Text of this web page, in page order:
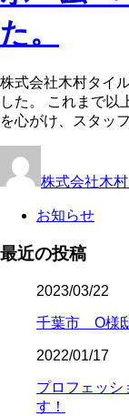
た。
株式会社木村タイ
した。 これまで以
を心がけ、スタッ
株式会社木
お知らせ
最近の投稿
2023/03/22
千葉市 O様
2022/01/17
プロフェッシ
す！